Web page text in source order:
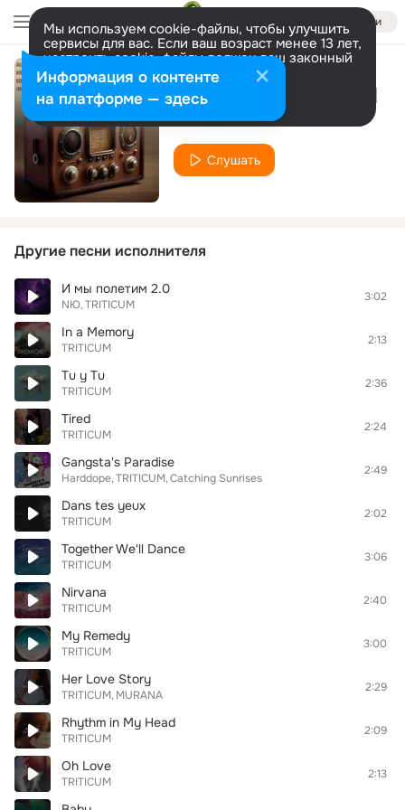
Войти
Мы используем cookie-файлы, чтобы улучшить
сервисы для вас. Если ваш возраст менее 13 лет,
настроить cookie-файлы должен ваш законный
представитель. Больше информации
Разрешить все Настроить
Rhythm in My Head
TRITICUM
Слушать
Другие песни исполнителя
И мы полетим 2.0
NЮ TRITICUM
3:02
In a Memory
TRITICUM
2:13
Tu y Tu
TRITICUM
2:36
Tired
TRITICUM
2:24
Gangsta's Paradise
Harddope TRITICUM Catching Sunrises
2:49
Dans tes yeux
TRITICUM
2:02
Together We'll Dance
TRITICUM
3:06
Nirvana
TRITICUM
2:40
My Remedy
TRITICUM
3:00
Her Love Story
TRITICUM MURANA
2:29
Rhythm in My Head
TRITICUM
2:09
Oh Love
TRITICUM
2:13
Информация о контенте
на платформе — здесь